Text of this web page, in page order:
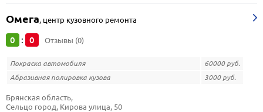
Омега, центр кузовного ремонта
0 : 0 Отзывы (0)
Покраска автомобиля
60000 руб.
Абразивная полировка кузова
3000 руб.
Брянская область,
Сельцо город, Кирова улица, 50